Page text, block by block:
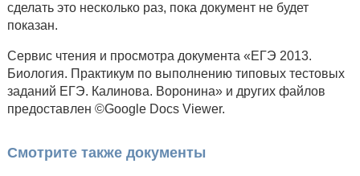
сделать это несколько раз, пока документ не будет
показан.
Сервис чтения и просмотра документа «ЕГЭ 2013.
Биология. Практикум по выполнению типовых тестовых
заданий ЕГЭ. Калинова. Воронина» и других файлов
предоставлен ©Google Docs Viewer.
Смотрите также документы